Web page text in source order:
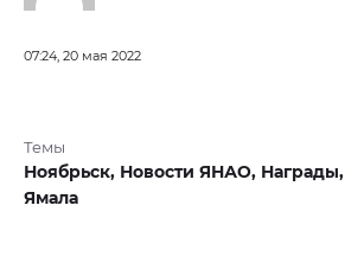
07:24, 20 мая 2022
Темы
Ноябрьск, Новости ЯНАО, Награды,
Ямала